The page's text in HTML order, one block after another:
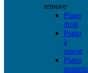
remove
Piano
droit
Piano
à
queue
Piano